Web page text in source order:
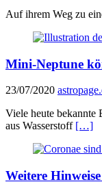
Auf ihrem Weg zu
Mini-Neptune
23/07/2020
Viele heute bekannte
aus Wasserstoff […]
Weitere